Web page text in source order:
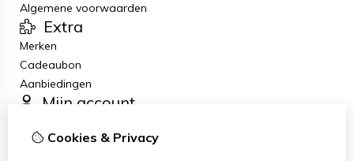
Algemene voorwaarden
Extra
Merken
Cadeaubon
Aanbiedingen
Mijn account
Bestelhistorie
Cookies & Privacy